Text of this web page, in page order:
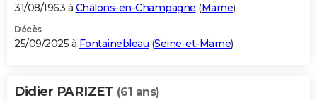
31/08/1963 à Châlons-en-Champagne (Marne)
Décès
25/09/2025 à Fontainebleau (Seine-et-Marne)
Didier PARIZET (61 ans)